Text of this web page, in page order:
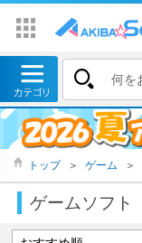
トップ ＞ ゲーム ＞
ゲームソフト